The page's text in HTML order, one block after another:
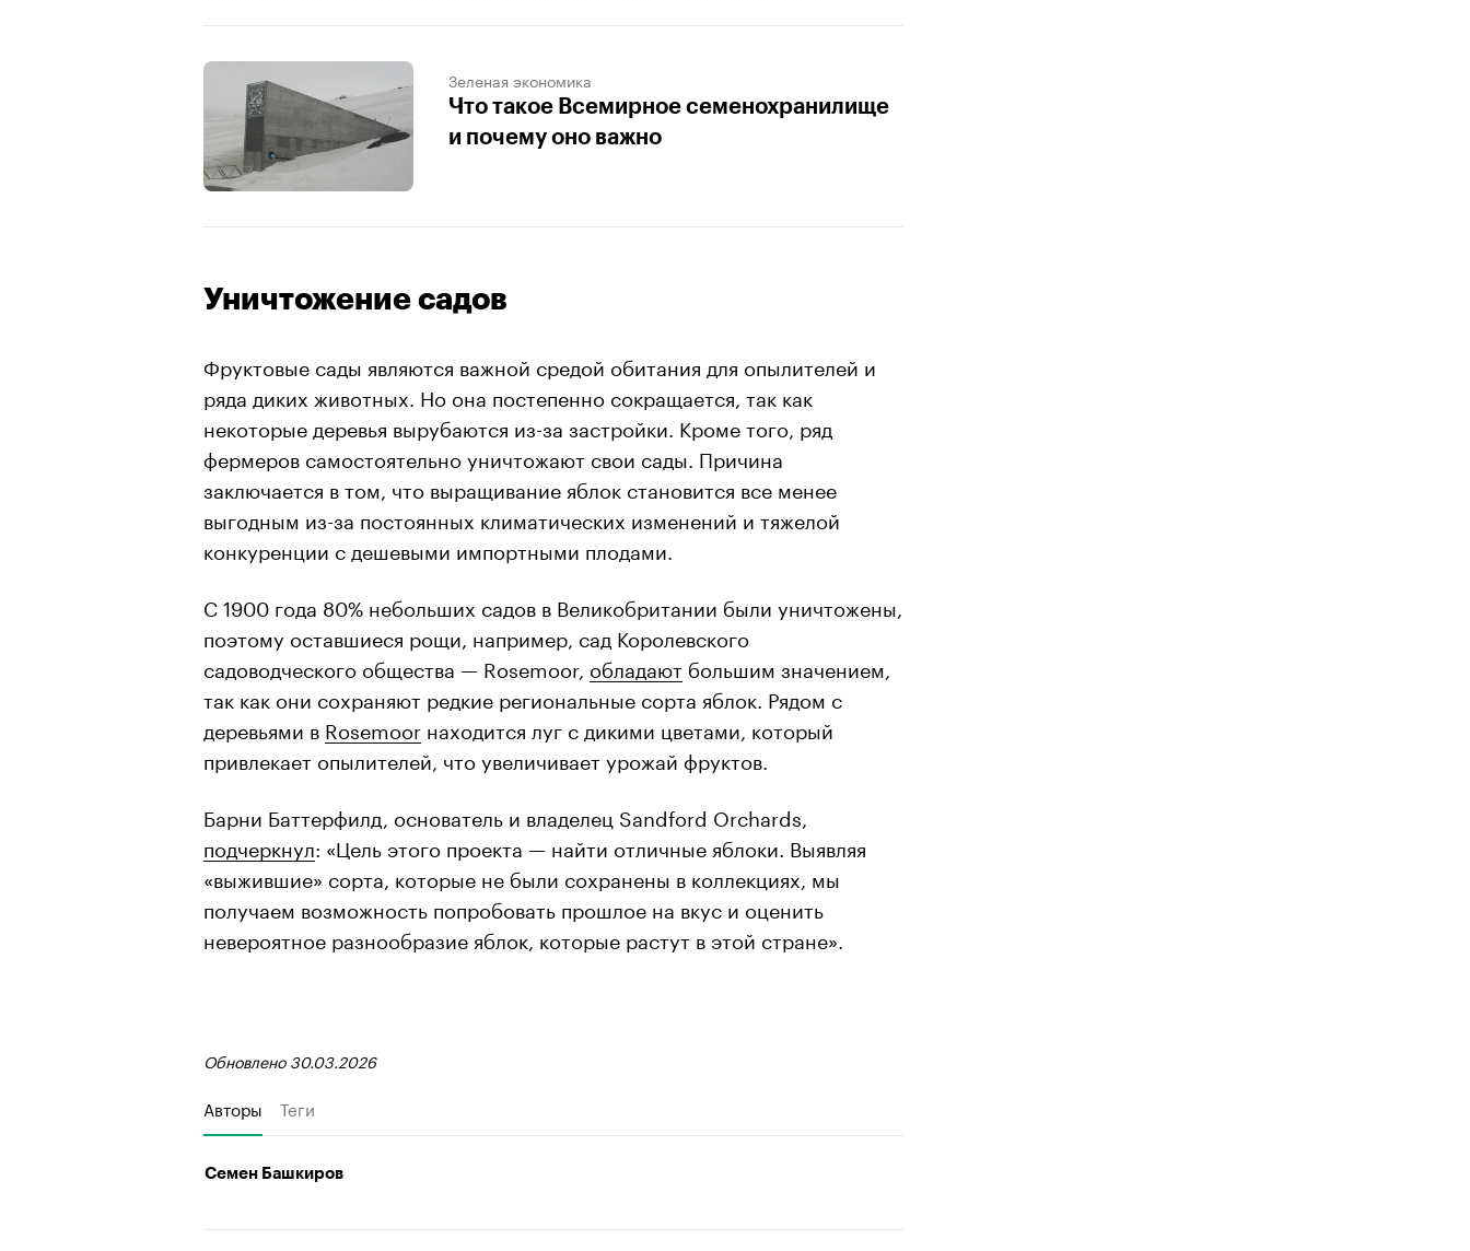
Зеленая экономика
Что такое Всемирное семенохранилище
и почему оно важно
Уничтожение садов
Фруктовые сады являются важной средой обитания для опылителей и
ряда диких животных. Но она постепенно сокращается, так как
некоторые деревья вырубаются из-за застройки. Кроме того, ряд
фермеров самостоятельно уничтожают свои сады. Причина
заключается в том, что выращивание яблок становится все менее
выгодным из-за постоянных климатических изменений и тяжелой
конкуренции с дешевыми импортными плодами.
С 1900 года 80% небольших садов в Великобритании были уничтожены,
поэтому оставшиеся рощи, например, сад Королевского
садоводческого общества — Rosemoor, обладают большим значением,
так как они сохраняют редкие региональные сорта яблок. Рядом с
деревьями в Rosemoor находится луг с дикими цветами, который
привлекает опылителей, что увеличивает урожай фруктов.
Барни Баттерфилд, основатель и владелец Sandford Orchards,
подчеркнул: «Цель этого проекта — найти отличные яблоки. Выявляя
«выжившие» сорта, которые не были сохранены в коллекциях, мы
получаем возможность попробовать прошлое на вкус и оценить
невероятное разнообразие яблок, которые растут в этой стране».
Обновлено 30.03.2026
Авторы Теги
Семен Башкиров